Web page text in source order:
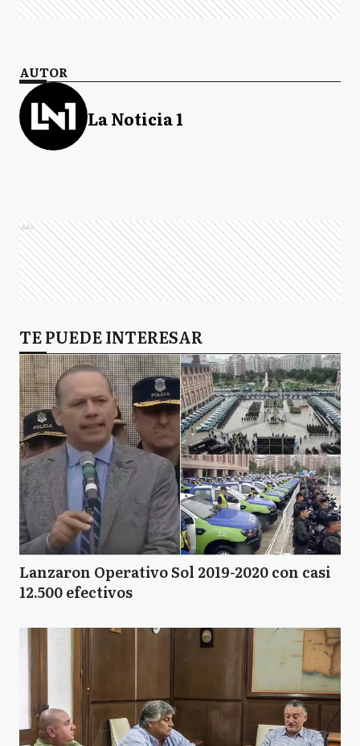
AUTOR
La Noticia 1
Ads
TE PUEDE INTERESAR
Lanzaron Operativo Sol 2019-2020 con casi
12.500 efectivos